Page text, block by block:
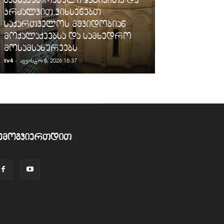
კრძალვით ვიხსენებთ
საქართველოს მშვიდობიან
მოქალაქეებსა და სამხედრო
მოსამსახურეებს
tv4 - აგვისტო 8, 2026 16:37